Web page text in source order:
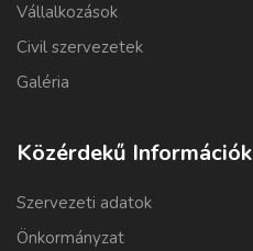
Vállalkozások
Civil szervezetek
Galéria
Közérdekű Információk
Szervezeti adatok
Önkormányzat